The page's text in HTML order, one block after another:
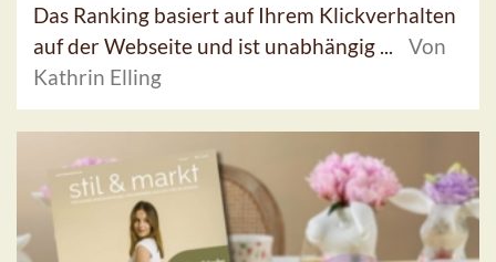
Das Ranking basiert auf Ihrem Klickverhalten
auf der Webseite und ist unabhängig ...
Von
Kathrin Elling